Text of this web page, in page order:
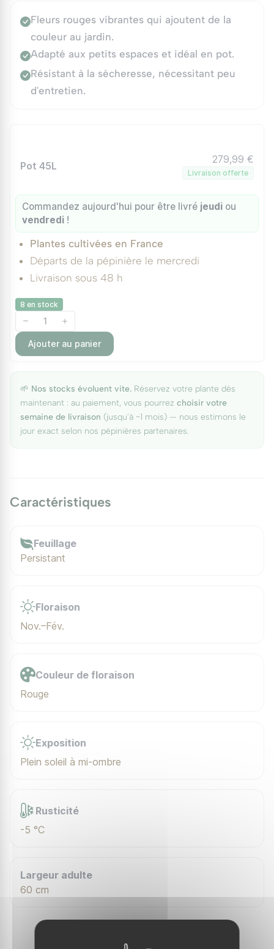
Fleurs rouges vibrantes qui ajoutent de la
couleur au jardin.
Adapté aux petits espaces et idéal en pot.
Résistant à la sécheresse, nécessitant peu
d'entretien.
Pot 45L
279,99 €
Livraison offerte
Commandez aujourd'hui pour être livré jeudi ou
vendredi !
Plantes cultivées en France
Départs de la pépinière le mercredi
Livraison sous 48 h
8 en stock
Ajouter au panier
🌱 Nos stocks évoluent vite. Réservez votre plante dès
maintenant : au paiement, vous pourrez choisir votre
semaine de livraison (jusqu'à ~1 mois) — nous estimons le
jour exact selon nos pépinières partenaires.
Caractéristiques
Feuillage
Persistant
Floraison
Nov.–Fév.
Couleur de floraison
Rouge
Exposition
Plein soleil à mi-ombre
Rusticité
-5 °C
Largeur adulte
60 cm